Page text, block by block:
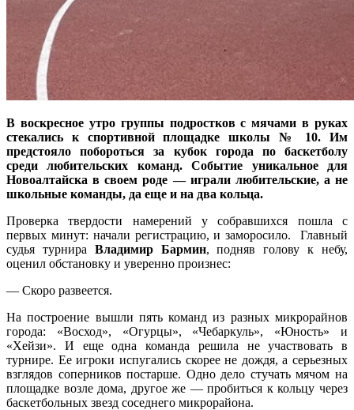
В воскресное утро группы подростков с мячами в руках
стекались к спортивной площадке школы № 10. Им
предстояло побороться за кубок города по баскетболу
среди любительских команд. Событие уникальное для
Новоалтайска в своем роде — играли любительские, а не
школьные команды, да еще и на два кольца.
Проверка твердости намерений у собравшихся пошла с
первых минут: начали регистрацию, и заморосило. Главный
судья турнира Владимир Бармин, подняв голову к небу,
оценил обстановку и уверенно произнес:
— Скоро развеется.
На построение вышли пять команд из разных микрорайнов
города: «Восход», «Огурцы», «Чебаркуль», «Юность» и
«Хейзи». И еще одна команда решила не участвовать в
турнире. Ее игроки испугались скорее не дождя, а серьезных
взглядов соперников постарше. Одно дело стучать мячом на
площадке возле дома, другое же — пробиться к кольцу через
баскетбольных звезд соседнего микрорайона.